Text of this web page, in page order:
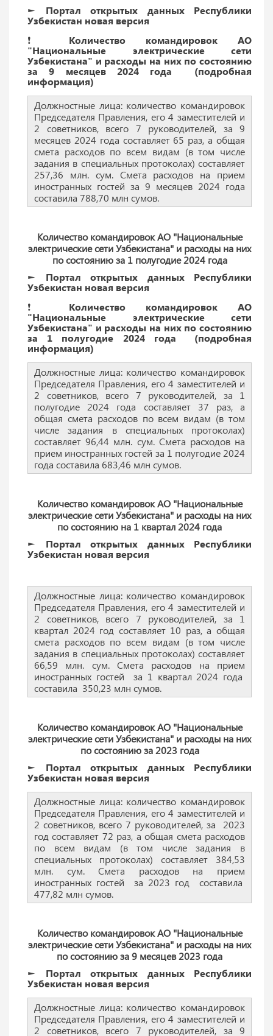
► Портал открытых данных Республики
Узбекистан новая версия
❗️ Количество командировок АО
"Национальные электрические сети
Узбекистана" и расходы на них по состоянию
за 9 месяцев 2024 года (подробная
информация)
Должностные лица: количество командировок
Председателя Правления, его 4 заместителей и
2 советников, всего 7 руководителей, за 9
месяцев 2024 года составляет 65 раз, а общая
смета расходов по всем видам (в том числе
задания в специальных протоколах) составляет
257,36 млн. сум. Смета расходов на прием
иностранных гостей за 9 месяцев 2024 года
составила 788,70 млн сумов.
Количество командировок АО "Национальные
электрические сети Узбекистана" и расходы на них
по состоянию за 1 полугодие 2024 года
► Портал открытых данных Республики
Узбекистан новая версия
❗️ Количество командировок АО
"Национальные электрические сети
Узбекистана" и расходы на них по состоянию
за 1 полугодие 2024 года (подробная
информация)
Должностные лица: количество командировок
Председателя Правления, его 4 заместителей и
2 советников, всего 7 руководителей, за 1
полугодие 2024 года составляет 37 раз, а
общая смета расходов по всем видам (в том
числе задания в специальных протоколах)
составляет 96,44 млн. сум. Смета расходов на
прием иностранных гостей за 1 полугодие 2024
года составила 683,46 млн сумов.
Количество командировок АО "Национальные
электрические сети Узбекистана" и расходы на них
по состоянию на 1 квартал 2024 года
► Портал открытых данных Республики
Узбекистан новая версия
Должностные лица: количество командировок
Председателя Правления, его 4 заместителей и
2 советников, всего 7 руководителей, за 1
квартал 2024 год составляет 10 раз, а общая
смета расходов по всем видам (в том числе
задания в специальных протоколах) составляет
66,59 млн. сум. Смета расходов на прием
иностранных гостей за 1 квартал 2024 года
составила 350,23 млн сумов.
Количество командировок АО "Национальные
электрические сети Узбекистана" и расходы на них
по состоянию за 2023 года
► Портал открытых данных Республики
Узбекистан новая версия
Должностные лица: количество командировок
Председателя Правления, его 4 заместителей и
2 советников, всего 7 руководителей, за 2023
год составляет 72 раз, а общая смета расходов
по всем видам (в том числе задания в
специальных протоколах) составляет 384,53
млн. сум. Смета расходов на прием
иностранных гостей за 2023 год составила
477,82 млн сумов.
Количество командировок АО "Национальные
электрические сети Узбекистана" и расходы на них
по состоянию за 9 месяцев 2023 года
► Портал открытых данных Республики
Узбекистан новая версия
Должностные лица: количество командировок
Председателя Правления, его 4 заместителей и
2 советников, всего 7 руководителей, за 9